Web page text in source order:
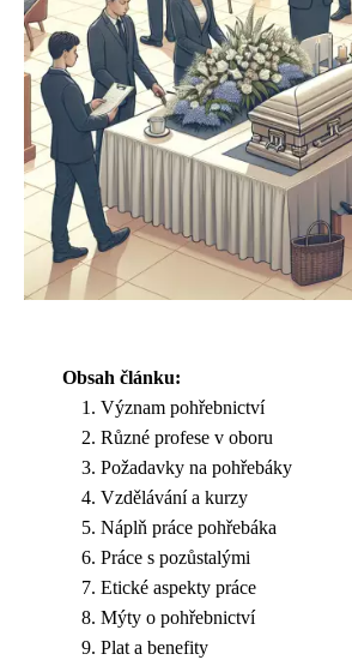
Obsah článku:
Význam pohřebnictví
Různé profese v oboru
Požadavky na pohřebáky
Vzdělávání a kurzy
Náplň práce pohřebáka
Práce s pozůstalými
Etické aspekty práce
Mýty o pohřebnictví
Plat a benefity